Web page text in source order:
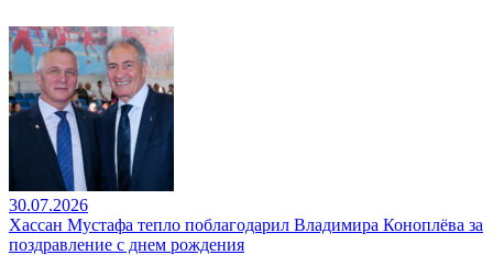
30.07.2026
Хассан Мустафа тепло поблагодарил Владимира Коноплёва за
поздравление с днем рождения